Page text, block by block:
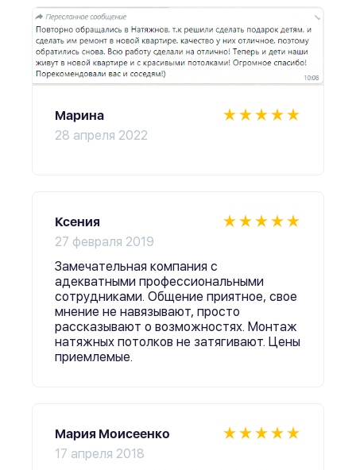
Марина
28 апреля 2022
Ксения
27 февраля 2019
Замечательная компания с
адекватными профессиональными
сотрудниками. Общение приятное, свое
мнение не навязывают, просто
рассказывают о возможностях. Монтаж
натяжных потолков не затягивают. Цены
приемлемые.
Мария Моисеенко
17 апреля 2018